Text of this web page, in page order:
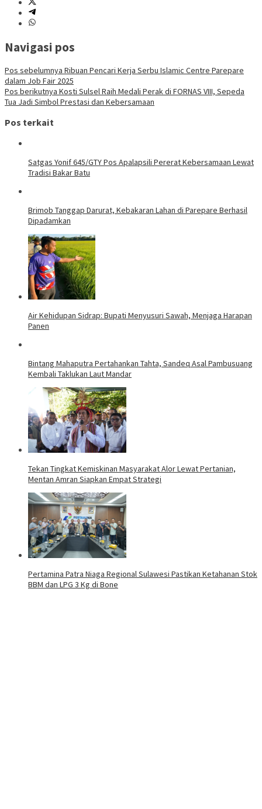
Navigasi pos
Pos sebelumnya Ribuan Pencari Kerja Serbu Islamic Centre Parepare
dalam Job Fair 2025
Pos berikutnya Kosti Sulsel Raih Medali Perak di FORNAS VIII, Sepeda
Tua Jadi Simbol Prestasi dan Kebersamaan
Pos terkait
Satgas Yonif 645/GTY Pos Apalapsili Pererat Kebersamaan Lewat
Tradisi Bakar Batu
Brimob Tanggap Darurat, Kebakaran Lahan di Parepare Berhasil
Dipadamkan
Air Kehidupan Sidrap: Bupati Menyusuri Sawah, Menjaga Harapan
Panen
Bintang Mahaputra Pertahankan Tahta, Sandeq Asal Pambusuang
Kembali Taklukan Laut Mandar
Tekan Tingkat Kemiskinan Masyarakat Alor Lewat Pertanian,
Mentan Amran Siapkan Empat Strategi
Pertamina Patra Niaga Regional Sulawesi Pastikan Ketahanan Stok
BBM dan LPG 3 Kg di Bone